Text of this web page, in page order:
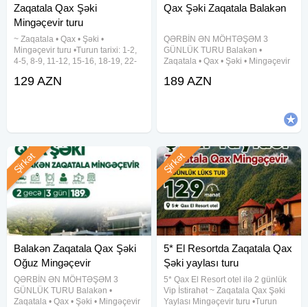
Zaqatala Qax Şəki
Mingəçevir turu
~ Zaqatala • Qax • Şəki •
Mingəçevir turu •Turun tarixi: 1-2,
4-5, 8-9, 11-12, 15-16, 18-19, 22-
qiyməti: 129 azn (1 nəfər üçün)
129 AZN
Qax Şəki Zaqatala Balakən
QƏRBİN ƏN MÖHTƏŞƏM 3
GÜNLÜK TURU Balakən •
Zaqatala • Qax • Şəki • Mingəçevir
komfortu və əyləncə dolu səyahət!
189 AZN
Balakən Zaqatala Qax Şəki
Oğuz Mingəçevir
QƏRBİN ƏN MÖHTƏŞƏM 3
GÜNLÜK TURU Balakən •
Zaqatala • Qax • Şəki • Mingəçevir
Şirkət
5* El Resortda Zaqatala Qax
Şəki yaylası turu
5* Qax El Resort otel ilə 2 günlük
Vip İstirahət ~ Zaqatala Qax Şəki
Yaylası Mingəçevir turu •Turun
Şirkət